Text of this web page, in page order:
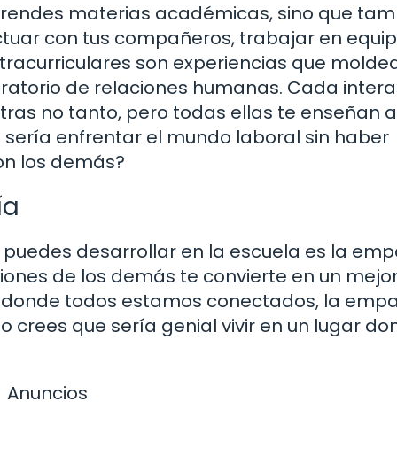
materias académicas, sino que
con tus compañeros, trabajar en
son experiencias que
de relaciones humanas. Cada
no tanto, pero todas ellas te enseñan
enfrentar el mundo laboral sin haber
los demás?
desarrollar en la escuela es la
de los demás te convierte en un
todos estamos conectados, la
crees que sería genial vivir en un lugar
Anuncios